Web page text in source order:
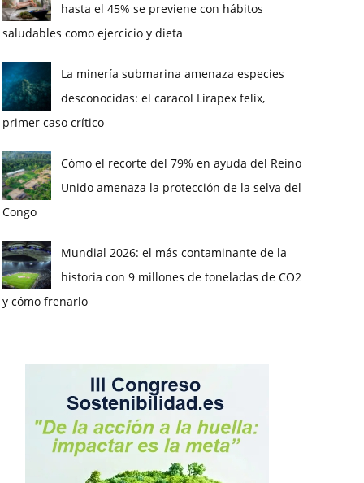
hasta el 45% se previene con hábitos
saludables como ejercicio y dieta
La minería submarina amenaza especies
desconocidas: el caracol Lirapex felix,
primer caso crítico
Cómo el recorte del 79% en ayuda del Reino
Unido amenaza la protección de la selva del
Congo
Mundial 2026: el más contaminante de la
historia con 9 millones de toneladas de CO2
y cómo frenarlo